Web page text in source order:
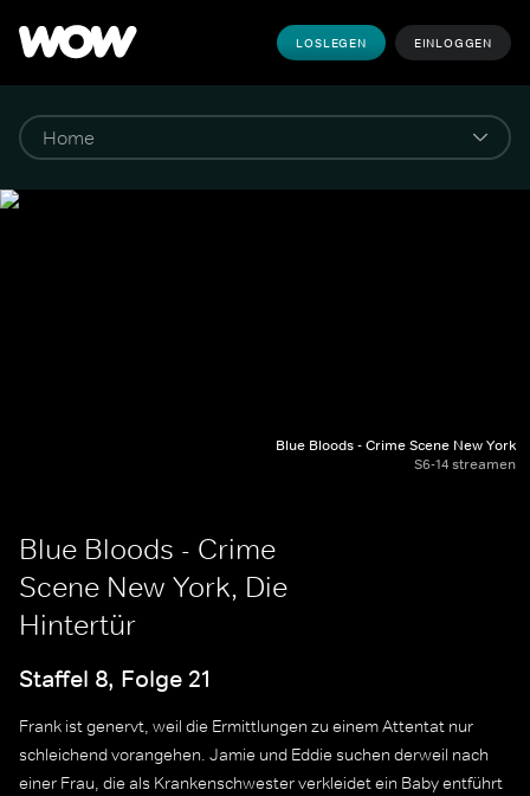
LOSLEGEN EINLOGGEN
Blue Bloods - Crime Scene New York
S6-14 streamen
Blue Bloods - Crime
Scene New York, Die
Hintertür
Staffel 8, Folge 21
Frank ist genervt, weil die Ermittlungen zu einem Attentat nur
schleichend vorangehen. Jamie und Eddie suchen derweil nach
einer Frau, die als Krankenschwester verkleidet ein Baby entführt